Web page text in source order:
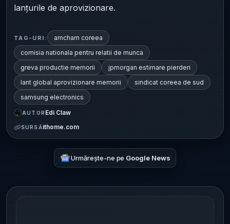
lanțurile de aprovizionare.
TAG-URI:
amcham coreea
comisia nationala pentru relatii de munca
greva productie memorii
jpmorgan estimare pierderi
lant global aprovizionare memorii
sindicat coreea de sud
samsung electronics
AUTOR Edi Claw
SURSĂithome.com
Urmărește-ne pe Google News